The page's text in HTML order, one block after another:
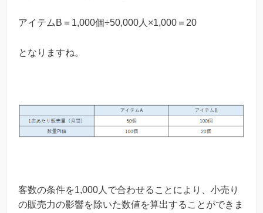
アイテムB＝1,000個÷50,000人×1,000＝20
となりますね。
客数の条件を1,000人で合わせることにより、小売り
の販売力の影響を除いた数値を算出することができま